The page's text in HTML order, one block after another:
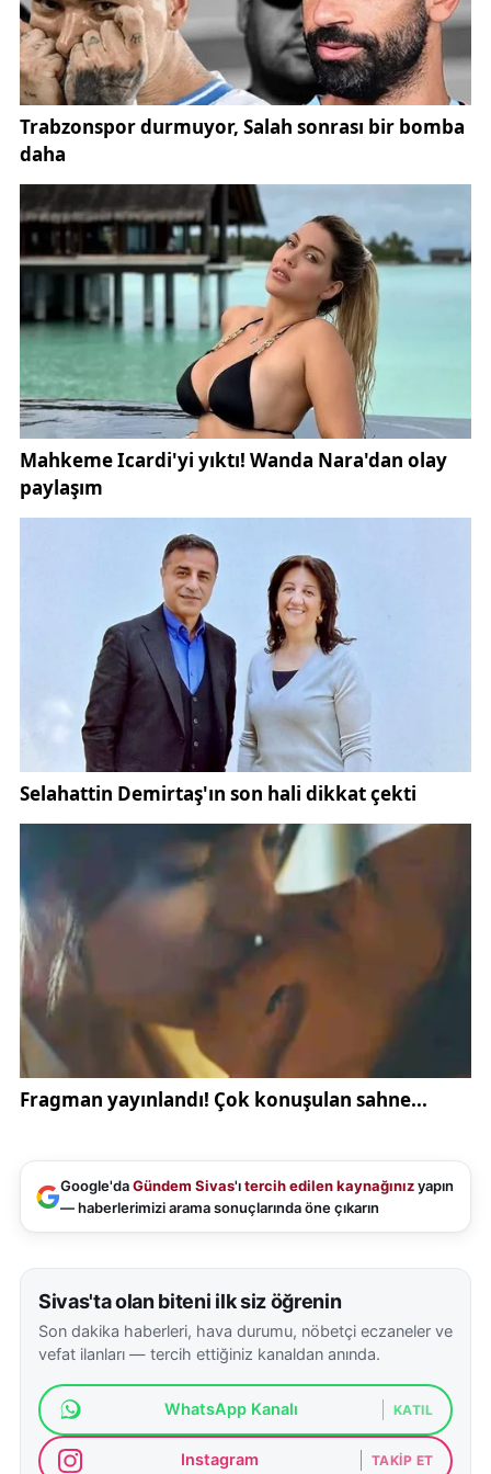
Google'daGündem Sivas'ıtercih edilen kaynağınızyapın
— haberlerimizi arama sonuçlarında öne çıkarın
Sivas'ta olan biteni ilk siz öğrenin
Son dakika haberleri, hava durumu, nöbetçi eczaneler ve
vefat ilanları — tercih ettiğiniz kanaldan anında.
WhatsApp Kanalı KATIL
Instagram TAKIP ET